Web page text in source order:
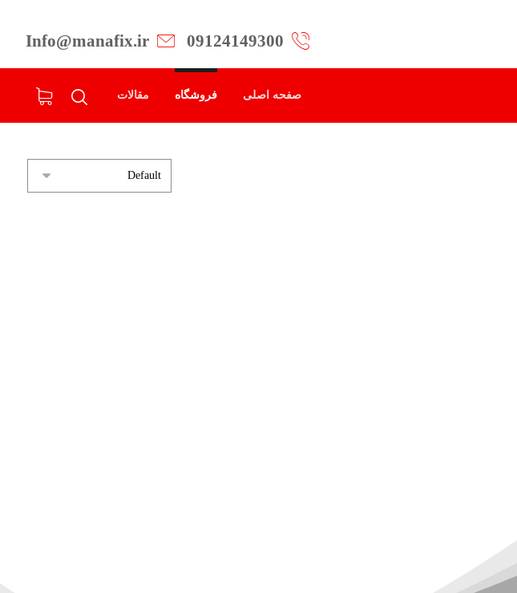
Info@manafix.ir 09124149300
صفحه اصلی فروشگاه مقالات